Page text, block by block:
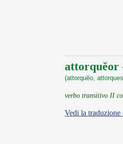
attorquĕor
(attorquĕo,
verbo transitivo II
Vedi la traduzione